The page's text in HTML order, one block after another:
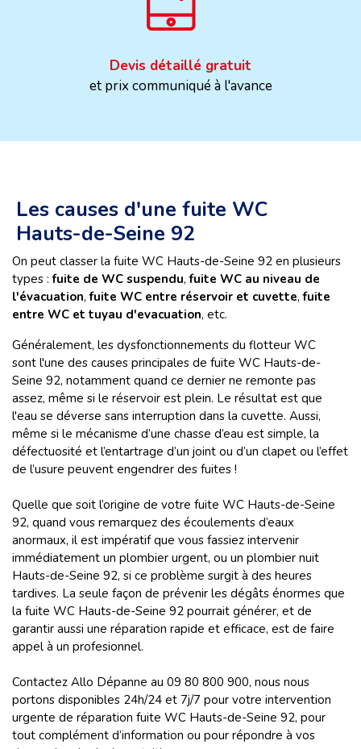
Devis détaillé gratuit
et prix communiqué à l'avance
Les causes d'une fuite WC
Hauts-de-Seine 92
On peut classer la fuite WC Hauts-de-Seine 92 en plusieurs
types :fuite de WC suspendu,fuite WC au niveau de
l'évacuation,fuite WC entre réservoir et cuvette,fuite
entre WC et tuyau d'evacuation, etc.
Généralement, les dysfonctionnements du flotteur WC
sont l'une des causes principales de fuite WC Hauts-de-
Seine 92, notamment quand ce dernier ne remonte pas
assez, même si le réservoir est plein. Le résultat est que
l'eau se déverse sans interruption dans la cuvette. Aussi,
même si le mécanisme d’une chasse d’eau est simple, la
défectuosité et l’entartrage d’un joint ou d’un clapet ou l’effet
de l’usure peuvent engendrer des fuites !
Quelle que soit l’origine de votre fuite WC Hauts-de-Seine
92, quand vous remarquez des écoulements d’eaux
anormaux, il est impératif que vous fassiez intervenir
immédiatement un plombier urgent, ou un plombier nuit
Hauts-de-Seine 92, si ce problème surgit à des heures
tardives. La seule façon de prévenir les dégâts énormes que
la fuite WC Hauts-de-Seine 92 pourrait générer, et de
garantir aussi une réparation rapide et efficace, est de faire
appel à un profesionnel.
Contactez Allo Dépanne au 09 80 800 900, nous nous
portons disponibles 24h/24 et 7j/7 pour votre intervention
urgente de réparation fuite WC Hauts-de-Seine 92, pour
tout complément d’information ou pour répondre à vos